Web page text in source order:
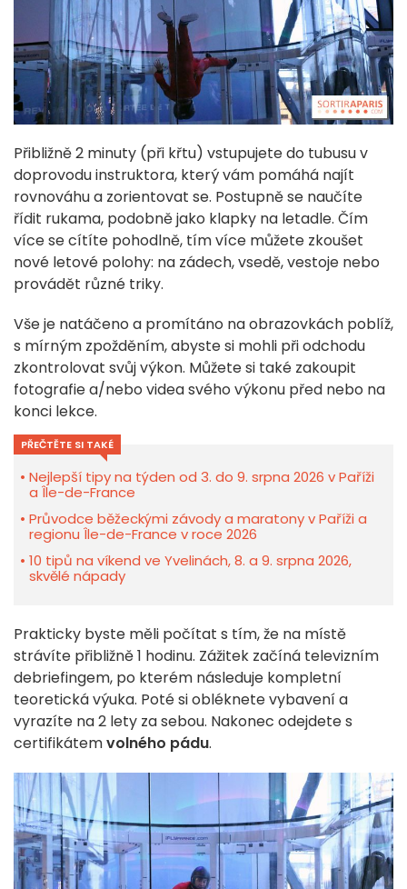
Přibližně 2 minuty (při křtu) vstupujete do tubusu v
doprovodu instruktora, který vám pomáhá najít
rovnováhu a zorientovat se. Postupně se naučíte
řídit rukama, podobně jako klapky na letadle. Čím
více se cítíte pohodlně, tím více můžete zkoušet
nové letové polohy: na zádech, vsedě, vestoje nebo
provádět různé triky.
Vše je natáčeno a promítáno na obrazovkách poblíž,
s mírným zpožděním, abyste si mohli při odchodu
zkontrolovat svůj výkon. Můžete si také zakoupit
fotografie a/nebo videa svého výkonu před nebo na
konci lekce.
PŘEČTĚTE SI TAKÉ
Nejlepší tipy na týden od 3. do 9. srpna 2026 v Paříži
a Île-de-France
Průvodce běžeckými závody a maratony v Paříži a
regionu Île-de-France v roce 2026
10 tipů na víkend ve Yvelinách, 8. a 9. srpna 2026,
skvělé nápady
Prakticky byste měli počítat s tím, že na místě
strávíte přibližně 1 hodinu. Zážitek začíná televizním
debriefingem, po kterém následuje kompletní
teoretická výuka. Poté si obléknete vybavení a
vyrazíte na 2 lety za sebou. Nakonec odejdete s
certifikátemvolného pádu.